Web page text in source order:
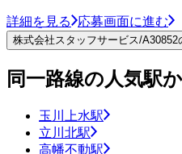
詳細を見る 応募画面に進む
株式会社スタッフサービス/A30852
同一路線の人気駅
玉川上水駅
立川北駅
高幡不動駅